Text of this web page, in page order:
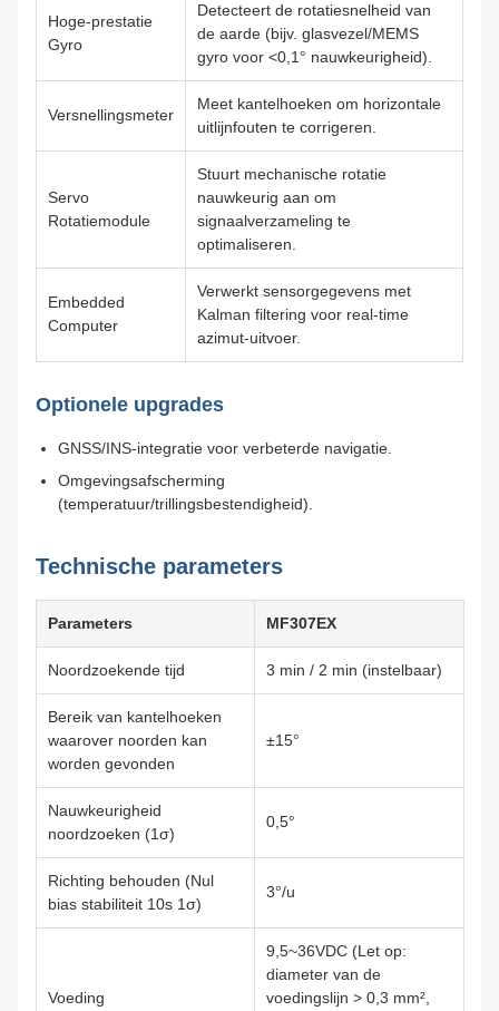
Hoge-prestatie
Gyro
Detecteert de rotatiesnelheid van
de aarde (bijv. glasvezel/MEMS
gyro voor <0,1° nauwkeurigheid).
Versnellingsmeter
Meet kantelhoeken om horizontale
uitlijnfouten te corrigeren.
Servo
Rotatiemodule
Stuurt mechanische rotatie
nauwkeurig aan om
signaalverzameling te
optimaliseren.
Embedded
Computer
Verwerkt sensorgegevens met
Kalman filtering voor real-time
azimut-uitvoer.
Optionele upgrades
GNSS/INS-integratie voor verbeterde navigatie.
Omgevingsafscherming
(temperatuur/trillingsbestendigheid).
Technische parameters
Parameters MF307EX
Noordzoekende tijd 3 min / 2 min (instelbaar)
Bereik van kantelhoeken
waarover noorden kan
worden gevonden
±15°
Nauwkeurigheid
noordzoeken (1σ)
0,5°
Richting behouden (Nul
bias stabiliteit 10s 1σ)
3°/u
Voeding
9,5~36VDC (Let op:
diameter van de
voedingslijn > 0,3 mm²,